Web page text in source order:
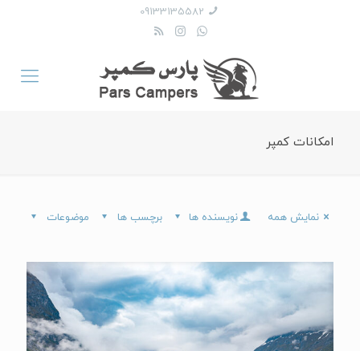
09133135582
امکانات کمپر
موضوعات برچسب ها نویسنده ها نمایش همه